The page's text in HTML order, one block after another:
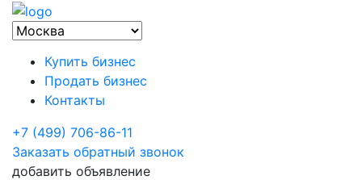
Купить бизнес
Продать бизнес
Контакты
+7 (499) 706-86-11
Заказать обратный звонок
добавить объявление